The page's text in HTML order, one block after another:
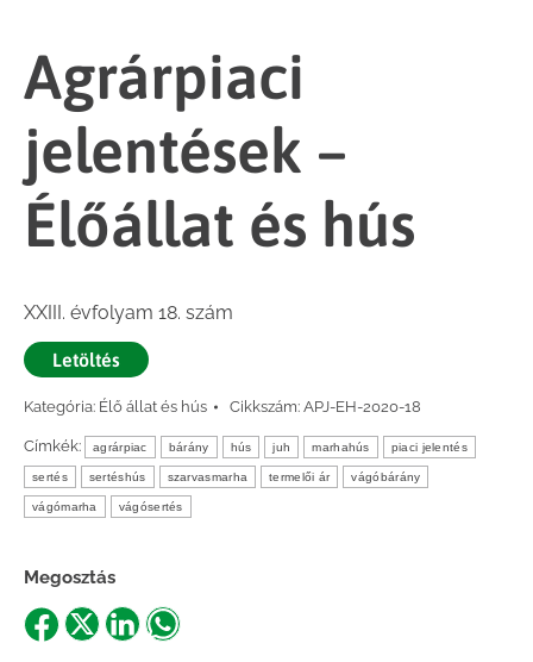
Agrárpiaci
jelentések –
Élőállat és hús
XXIII. évfolyam 18. szám
Letöltés
Kategória: Élő állat és hús Cikkszám: APJ-EH-2020-18
Címkék: agrárpiac bárány hús juh marhahús piaci jelentés
sertés sertéshús szarvasmarha termelői ár vágóbárány
vágómarha vágósertés
Megosztás
ShareShareShareShare